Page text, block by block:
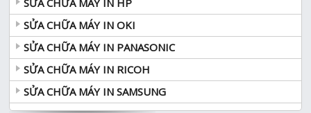
SỬA CHỮA MÁY IN HP
SỬA CHỮA MÁY IN OKI
SỬA CHỮA MÁY IN PANASONIC
SỬA CHỮA MÁY IN RICOH
SỬA CHỮA MÁY IN SAMSUNG